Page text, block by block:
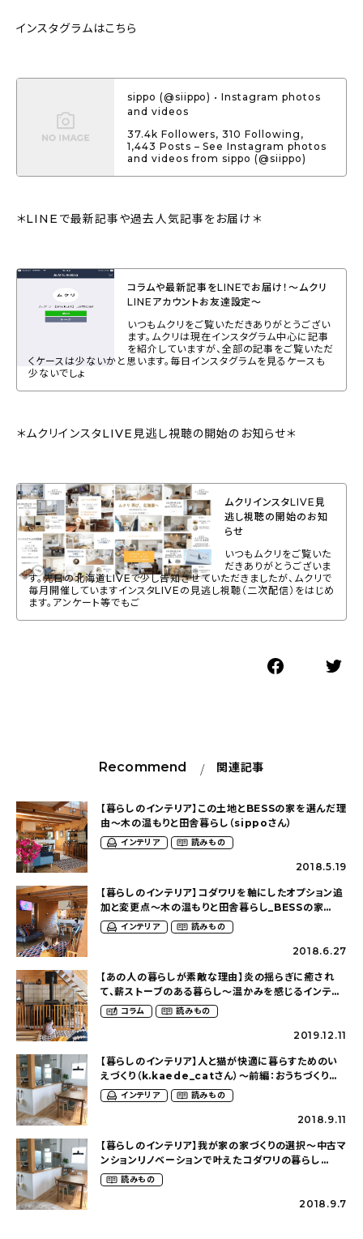
インスタグラムはこちら
sippo (@siippo) • Instagram photos
and videos
37.4k Followers, 310 Following,
1,443 Posts – See Instagram photos
and videos from sippo (@siippo)
＊LINEで最新記事や過去人気記事をお届け＊
コラムや最新記事をLINEでお届け！〜ムクリ
LINEアカウントお友達設定〜
いつもムクリをご覧いただきありがとうござい
ます。ムクリは現在インスタグラム中心に記事
を紹介していますが、全部の記事をご覧いただ
くケースは少ないかと思います。毎日インスタグラムを見るケースも
少ないでしょ
＊ムクリインスタLIVE見逃し視聴の開始のお知らせ＊
ムクリインスタLIVE見
逃し視聴の開始のお知
らせ
いつもムクリをご覧いた
だきありがとうございま
す。先日の北海道LIVEで少し告知させていただきましたが、ムクリで
毎月開催していますインスタLIVEの見逃し視聴（二次配信）をはじめ
ます。アンケート等でもご
Recommend 関連記事
【暮らしのインテリア】この土地とBESSの家を選んだ理
由〜木の温もりと田舎暮らし（sippoさん）
インテリア 読みもの
2018.5.19
【暮らしのインテリア】コダワリを軸にしたオプション追
加と変更点〜木の温もりと田舎暮らし_BESSの家
（sippoさん）
インテリア 読みもの
2018.6.27
【あの人の暮らしが素敵な理由】炎の揺らぎに癒され
て、薪ストーブのある暮らし〜温かみを感じるインテリ
ア（siippoさん）
コラム 読みもの
2019.12.11
【暮らしのインテリア】人と猫が快適に暮らすためのい
えづくり（k.kaede_catさん）～前編：おうちづくり編
～
インテリア 読みもの
2018.9.11
【暮らしのインテリア】我が家の家づくりの選択～中古マ
ンションリノベーションで叶えたコダワリの暮らし
（cocoyuko___さん）
読みもの
2018.9.7